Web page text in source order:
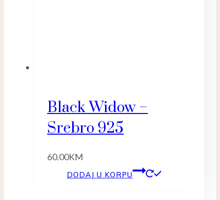
Black Widow –
Srebro 925
60.00KM
DODAJ U KORPU